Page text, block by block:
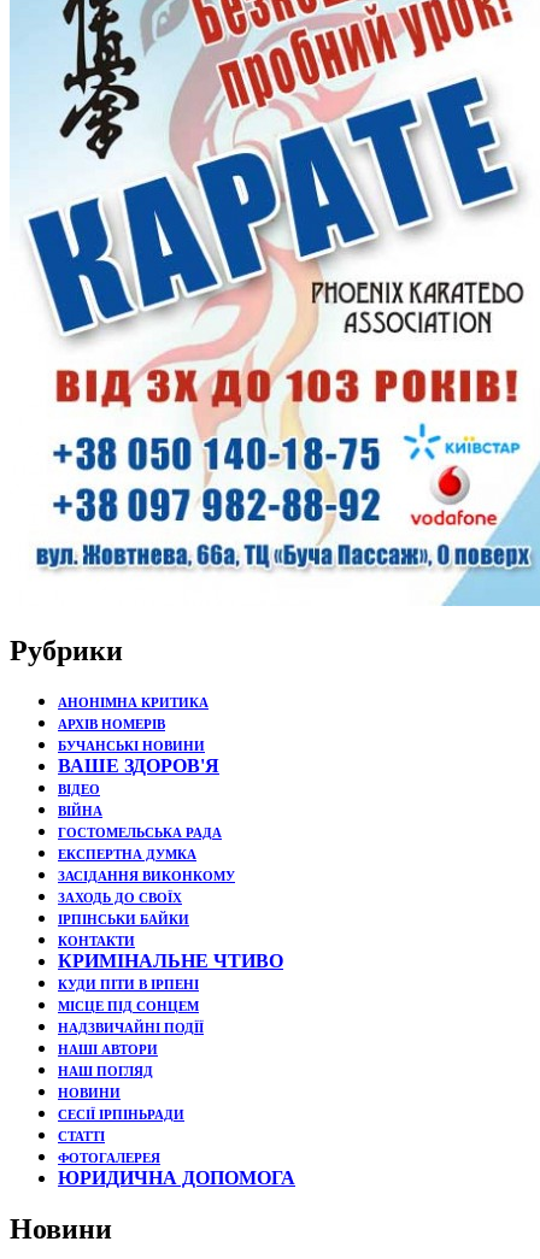
Рубрики
АНОНІМНА КРИТИКА
АРХІВ НОМЕРІВ
БУЧАНСЬКІ НОВИНИ
ВАШЕ ЗДОРОВ'Я
ВІДЕО
ВІЙНА
ГОСТОМЕЛЬСЬКА РАДА
ЕКСПЕРТНА ДУМКА
ЗАСІДАННЯ ВИКОНКОМУ
ЗАХОДЬ ДО СВОЇХ
ІРПІНСЬКИ БАЙКИ
КОНТАКТИ
КРИМІНАЛЬНЕ ЧТИВО
КУДИ ПІТИ В ІРПЕНІ
МІСЦЕ ПІД СОНЦЕМ
НАДЗВИЧАЙНІ ПОДЇЇ
НАШІ АВТОРИ
НАШ ПОГЛЯД
НОВИНИ
СЕСІЇ ІРПІНЬРАДИ
СТАТТІ
ФОТОГАЛЕРЕЯ
ЮРИДИЧНА ДОПОМОГА
Новини